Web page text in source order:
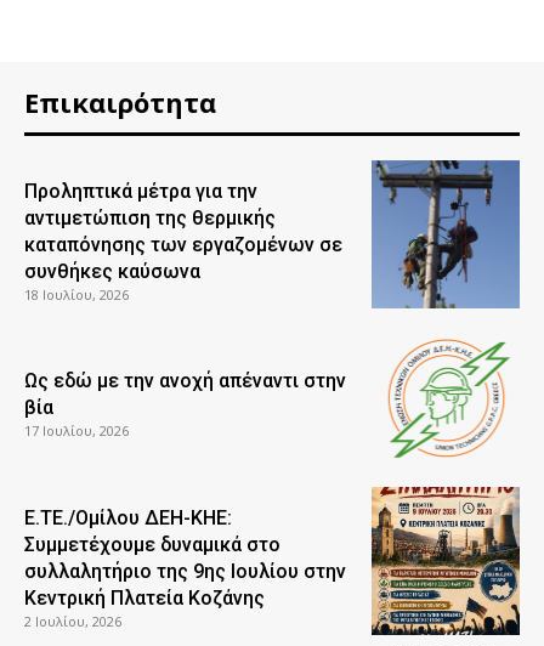
Επικαιρότητα
Προληπτικά μέτρα για την
αντιμετώπιση της θερμικής
καταπόνησης των εργαζομένων σε
συνθήκες καύσωνα
18 Ιουλίου, 2026
Ως εδώ με την ανοχή απέναντι στην
βία
17 Ιουλίου, 2026
Ε.ΤΕ./Ομίλου ΔΕΗ-ΚΗΕ:
Συμμετέχουμε δυναμικά στο
συλλαλητήριο της 9ης Ιουλίου στην
Κεντρική Πλατεία Κοζάνης
2 Ιουλίου, 2026